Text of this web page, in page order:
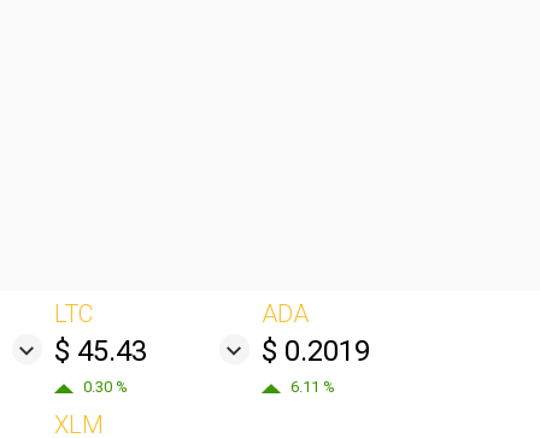
LTC
$ 45.43
0.30 %
ADA
$ 0.2019
6.11 %
XLM